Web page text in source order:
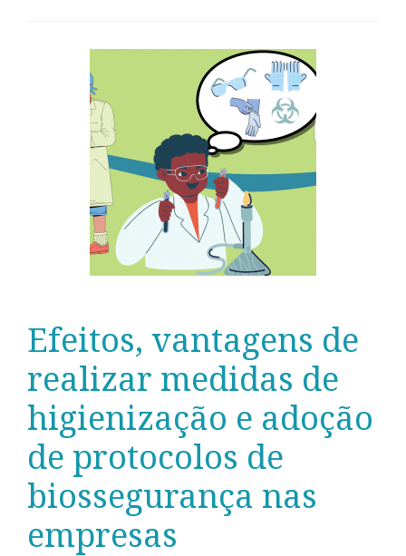
Efeitos, vantagens de
realizar medidas de
higienização e adoção
de protocolos de
biossegurança nas
empresas